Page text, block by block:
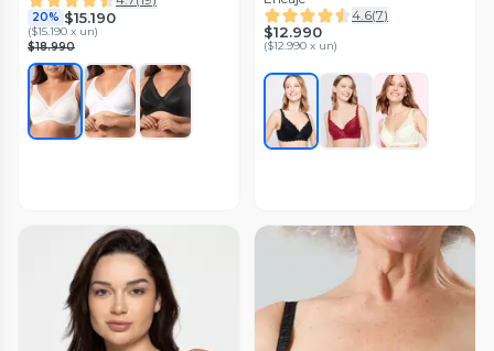
20% $15.190
($15.190 x un)
$18.990
4.6(7)
$12.990
($12.990 x un)